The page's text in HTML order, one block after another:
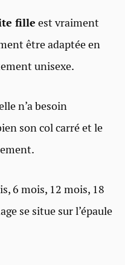
fille est vraiment
être adaptée en
unisexe.
n’a besoin
son col carré et le
6 mois, 12 mois, 18
se situe sur l’épaule